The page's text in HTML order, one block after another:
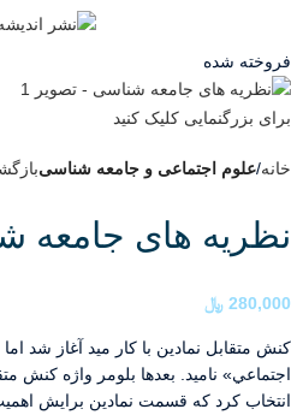
فروخته شده
برای بزرگنمایی کلیک کنید
خانه علوم اجتماعی و جامعه شناسی
نظریه های جامعه
280,000 ﷼
كنش متقابل نمادين با كار ميد آغاز شد
اجتماعي» ناميد. بعدها بلومر واژه كنش
انتخاب كرد كه قسمت نمادين برايش